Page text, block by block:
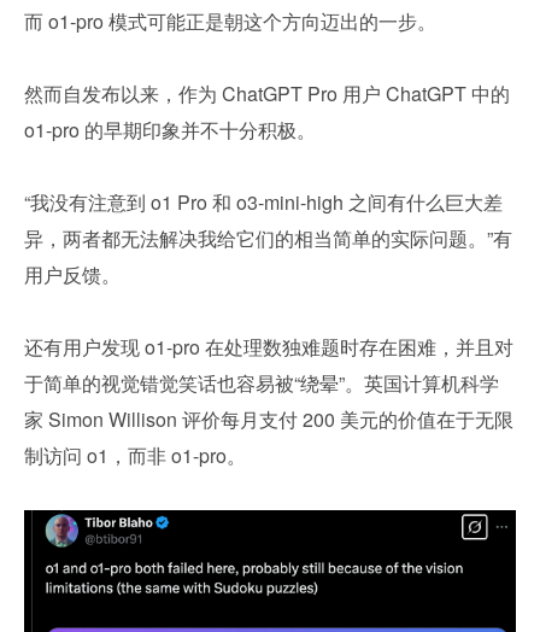
而 o1-pro 模式可能正是朝这个方向迈出的一步。
然而自发布以来，作为 ChatGPT Pro 用户 ChatGPT 中的
o1-pro 的早期印象并不十分积极。
“我没有注意到 o1 Pro 和 o3-mini-high 之间有什么巨大差
异，两者都无法解决我给它们的相当简单的实际问题。”有
用户反馈。
还有用户发现 o1-pro 在处理数独难题时存在困难，并且对
于简单的视觉错觉笑话也容易被“绕晕”。英国计算机科学
家 Simon Willison 评价每月支付 200 美元的价值在于无限
制访问 o1，而非 o1-pro。